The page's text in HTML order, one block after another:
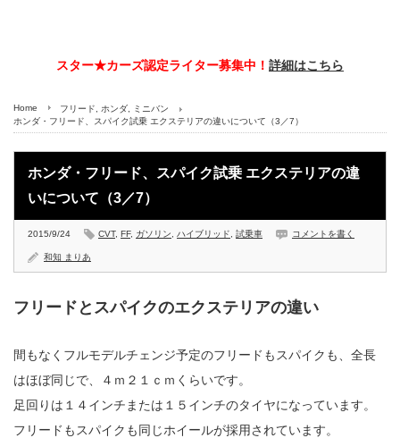
スター★カーズ認定ライター募集中！ 詳細はこちら
Home フリード ホンダ
ミニバン
ホンダ・フリード、スパイク試乗 エクステリアの違いについて（3／7）
ホンダ・フリード、スパイク試乗 エクステリアの違
いについて（3／7）
2015/9/24 CVT, FF, ガソリン ハイブリッド 試乗車 コメントを書く
和知 まりあ
フリードとスパイクのエクステリアの違い
間もなくフルモデルチェンジ予定のフリードもスパイクも、全長
はほぼ同じで、４ｍ２１ｃｍくらいです。
足回りは１４インチまたは１５インチのタイヤになっています。
フリードもスパイクも同じホイールが採用されています。